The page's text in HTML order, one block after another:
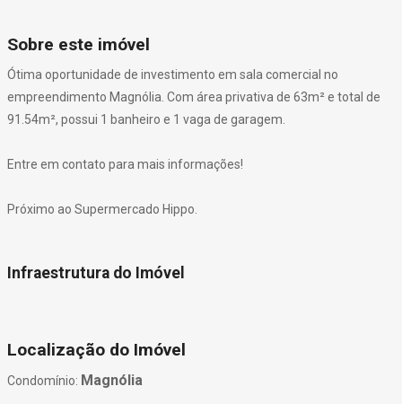
Sobre este imóvel
Ótima oportunidade de investimento em sala comercial no
empreendimento Magnólia. Com área privativa de 63m² e total de
91.54m², possui 1 banheiro e 1 vaga de garagem.
Entre em contato para mais informações!
Próximo ao Supermercado Hippo.
Infraestrutura do Imóvel
Localização do Imóvel
Condomínio: Magnólia